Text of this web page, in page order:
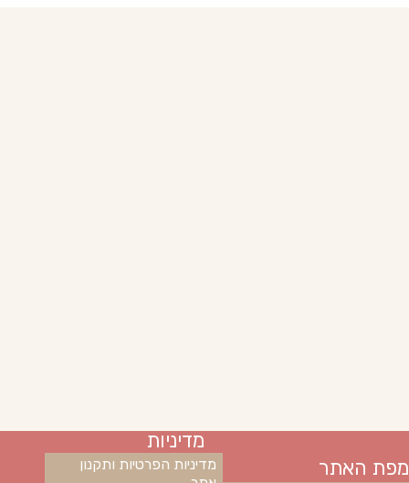
מפת האתר
מדיניות
מדיניות הפרטיות ותקנון